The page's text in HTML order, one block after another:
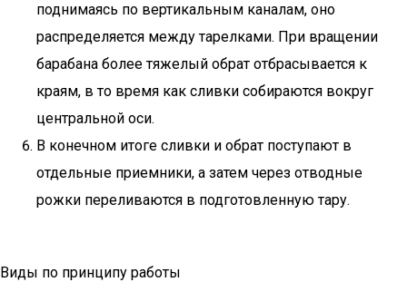
поднимаясь по вертикальным каналам, оно
распределяется между тарелками. При вращении
барабана более тяжелый обрат отбрасывается к
краям, в то время как сливки собираются вокруг
центральной оси.
В конечном итоге сливки и обрат поступают в
отдельные приемники, а затем через отводные
рожки переливаются в подготовленную тару.
Виды по принципу работы